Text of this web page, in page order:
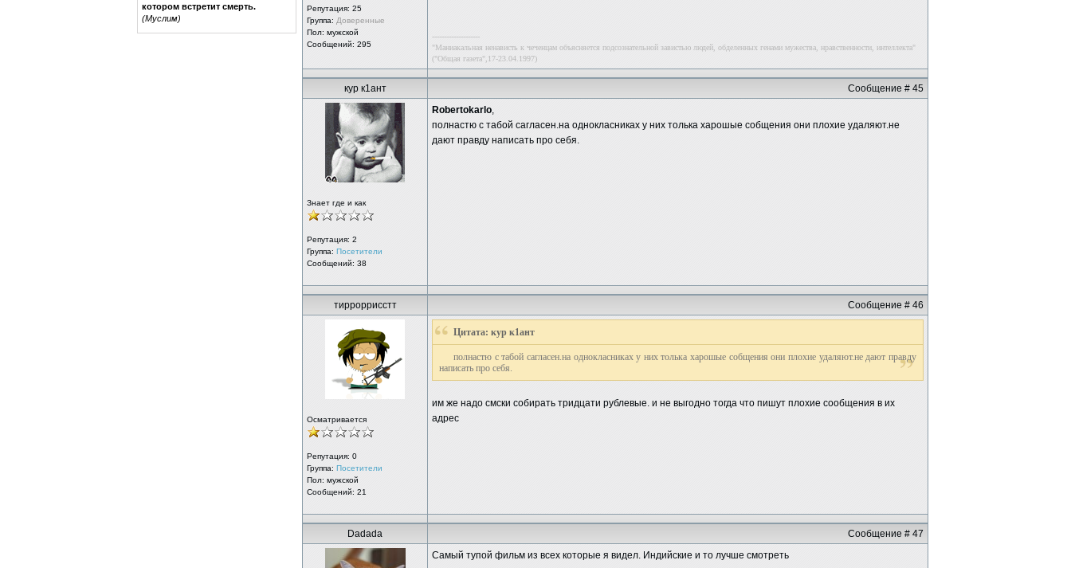
котором встретит смерть.
(Муслим)
Репутация: 25
Группа: Доверенные
Пол: мужской
Сообщений: 295
--------------------
"Маниакальная ненависть к чеченцам объясняется подсознательной завистью людей, обделенных генами мужества, нравственности, интеллекта"
("Общая газета",17-23.04.1997)
кур к1ант Сообщение # 45
Знает где и как
Репутация: 2
Группа: Посетители
Сообщений: 38
Robertokarlo,
полнастю с табой сагласен.на однокласниках у них толька харошые собщения они плохие удаляют.не
дают правду написать про себя.
тирроррисстт Сообщение # 46
Осматривается
Репутация: 0
Группа: Посетители
Пол: мужской
Сообщений: 21
Цитата: кур к1ант
полнастю с табой сагласен.на однокласниках у них толька харошые собщения они плохие удаляют.не дают правду
написать про себя.
им же надо смски собирать тридцати рублевые. и не выгодно тогда что пишут плохие сообщения в их
адрес
Dadada Сообщение # 47
Самый тупой фильм из всех которые я видел. Индийские и то лучше смотреть